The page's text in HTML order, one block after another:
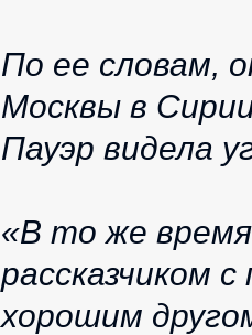
По ее словам,
Москвы в
Пауэр видела
«В то же
рассказчиком
хорошим